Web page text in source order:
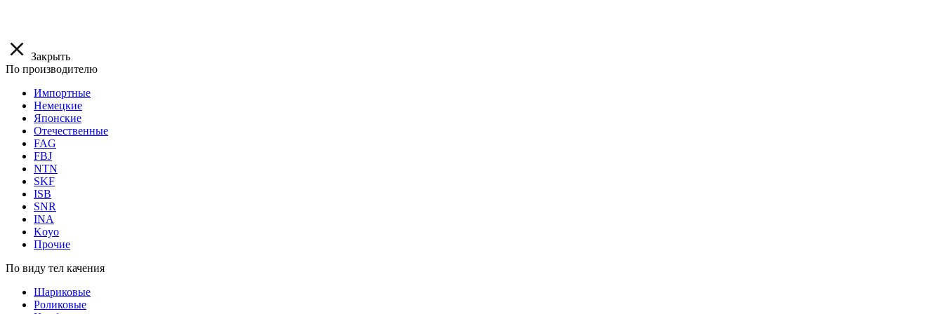
Закрыть
По производителю
Импортные
Немецкие
Японские
Отечественные
FAG
FBJ
NTN
SKF
ISB
SNR
INA
Koyo
Прочие
По виду тел качения
Шариковые
Роликовые